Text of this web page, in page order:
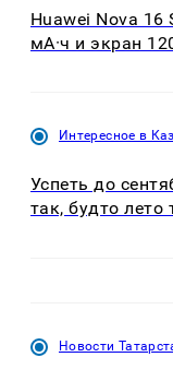
Huawei Nova 16
мА·ч и экран
Интересное в
Успеть до
так, будто лето
Новости